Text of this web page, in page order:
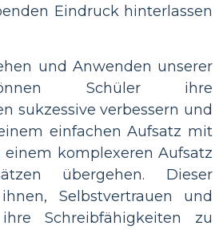
Eindruck hinterlassen
und Anwenden unserer
Schüler ihre
sukzessive verbessern und
einfachen Aufsatz mit
komplexeren Aufsatz
übergehen. Dieser
Selbstvertrauen und
Schreibfähigkeiten zu